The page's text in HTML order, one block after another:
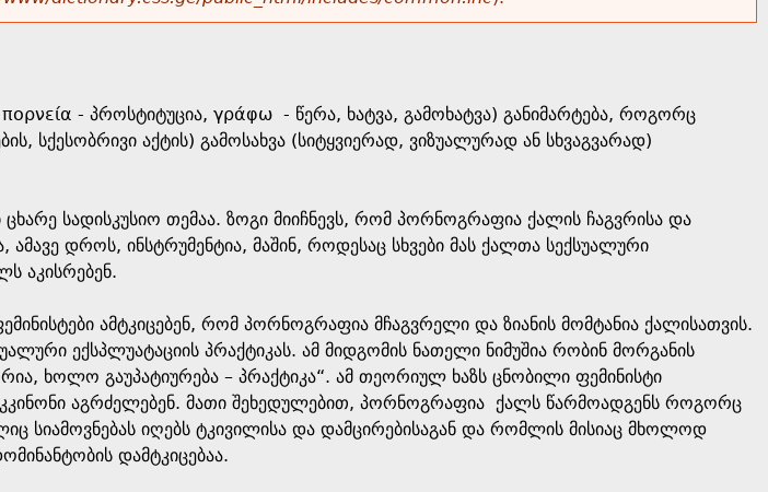
- პროსტიტუცია, γράφω - წერა, ხატვა, გამოხატვა) განიმარტება, როგორც
სქესობრივი აქტის) გამოსახვა (სიტყვიერად, ვიზუალურად ან სხვაგვარად)
სადისკუსიო თემაა. ზოგი მიიჩნევს, რომ პორნოგრაფია ქალის ჩაგვრისა და
დროს, ინსტრუმენტია, მაშინ, როდესაც სხვები მას ქალთა სექსუალური
აკისრებენ.
ამტკიცებენ, რომ პორნოგრაფია მჩაგვრელი და ზიანის მომტანია ქალისათვის.
ექსპლუატაციის პრაქტიკას. ამ მიდგომის ნათელი ნიმუშია რობინ მორგანის
ხოლო გაუპატიურება – პრაქტიკა“. ამ თეორიულ ხაზს ცნობილი ფემინისტი
აგრძელებენ. მათი შეხედულებით, პორნოგრაფია ქალს წარმოადგენს როგორც
სიამოვნებას იღებს ტკივილისა და დამცირებისაგან და რომლის მისიაც მხოლოდ
დამტკიცებაა.